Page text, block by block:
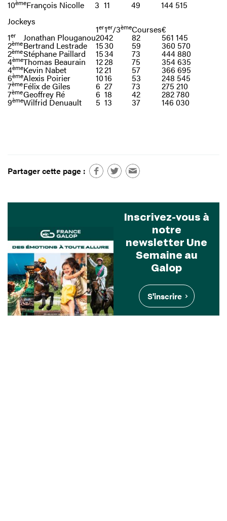
10èmeFrançois Nicolle 3 11 49
144 515
Jockeys
1er1er/3èmeCourses€
1er Jonathan Plouganou2042 82 561 145
2èmeBertrand Lestrade 1530 59 360 570
2èmeStéphane Paillard 1534 73 444 880
4èmeThomas Beaurain 1228 75 354 635
4èmeKevin Nabet 1221 57 366 695
6èmeAlexis Poirier 1016 53 248 545
7èmeFélix de Giles 6 27 73 275 210
7èmeGeoffrey Ré 6 18 42 282 780
9èmeWilfrid Denuault 5 13 37 146 030
Partager cette page :
Inscrivez-vous à
notre
newsletter Une
Semaine au
Galop
S'inscrire